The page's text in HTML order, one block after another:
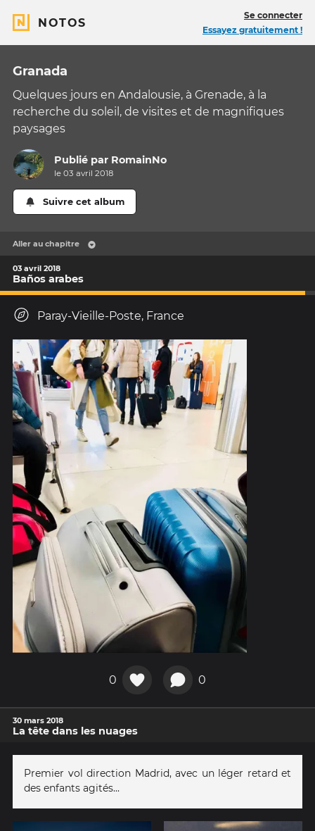
NOTOS
Se connecter
Essayez gratuitement !
Granada
Quelques jours en Andalousie, à Grenade, à la
recherche du soleil, de visites et de magnifiques
paysages
Publié par RomainNo
le 03 avril 2018
Suivre cet album
Aller au chapitre
03 avril 2018
Baños arabes
Paray-Vieille-Poste, France
0 0
30 mars 2018
La tête dans les nuages
Premier vol direction Madrid, avec un léger retard et
des enfants agités...